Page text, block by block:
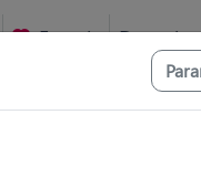
Favoris Devenir
visites et